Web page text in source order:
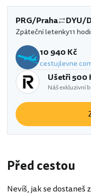
PRG/Praha DYU/
Zpáteční letenky11
10 940 Kč
Ušetři 500
Náš exkluzivní
Před cestou
Nevíš, jak se dostaneš